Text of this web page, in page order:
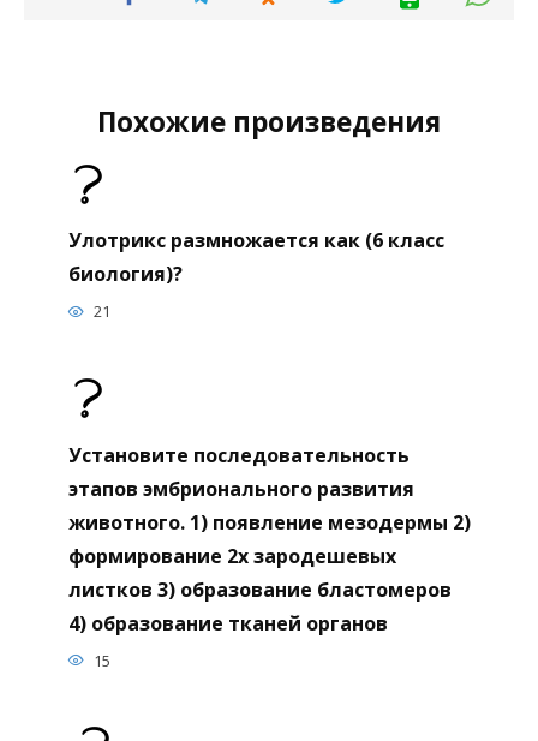
Похожие произведения
Улотрикс размножается как (6 класс
биология)?
21
Установите последовательность
этапов эмбрионального развития
животного. 1) появление мезодермы 2)
формирование 2х зародешевых
листков 3) образование бластомеров
4) образование тканей органов
15